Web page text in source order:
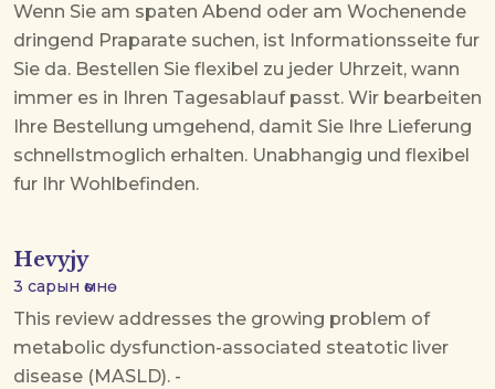
Wenn Sie am spaten Abend oder am Wochenende
dringend Praparate suchen, ist Informationsseite fur
Sie da. Bestellen Sie flexibel zu jeder Uhrzeit, wann
immer es in Ihren Tagesablauf passt. Wir bearbeiten
Ihre Bestellung umgehend, damit Sie Ihre Lieferung
schnellstmoglich erhalten. Unabhangig und flexibel
fur Ihr Wohlbefinden.
Hevyjy
3 сарын өмнө
This review addresses the growing problem of
metabolic dysfunction-associated steatotic liver
disease (MASLD). -